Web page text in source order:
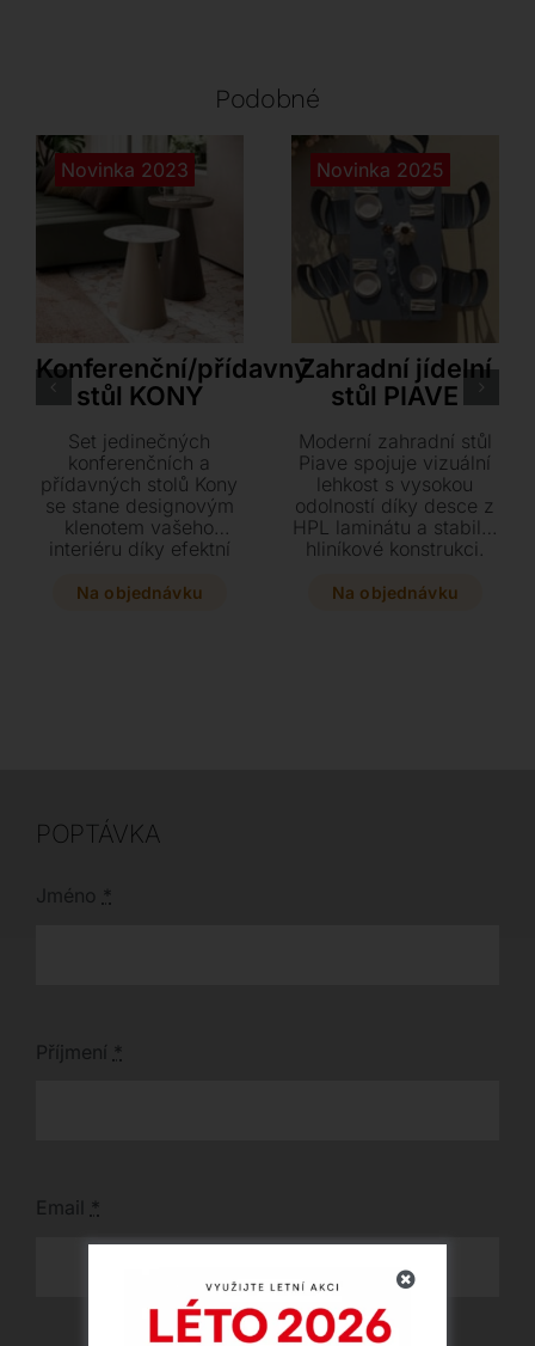
Podobné
Novinka 2023
Ozzio
Konferenční/přídavný
stůl KONY
Set jedinečných
konferenčních a
přídavných stolů Kony
se stane designovým
klenotem vašeho
interiéru díky efektní
výšek a materiálů.
Na objednávku
Novinka 2025
Zahradní jídelní
stůl PIAVE
Moderní zahradní stůl
Piave spojuje vizuální
lehkost s vysokou
odolností díky desce z
HPL laminátu a stabilní
hliníkové konstrukci.
nadčasový kousek s
Na objednávku
POPTÁVKA
Jméno *
Příjmení *
Email *